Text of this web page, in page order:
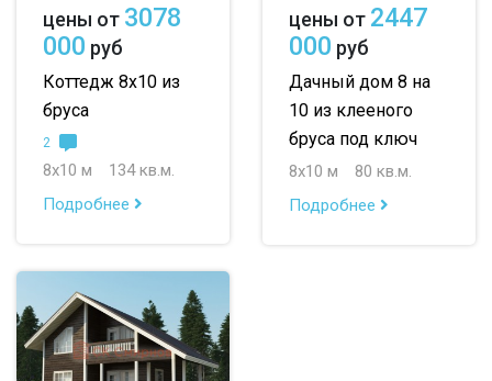
100х150
150х150
9х9 9х10
10х12 до 50 м
до 100 м
до 150 м
По опциям:
с балконом с верандой
цены от 3078
000 руб
Коттедж 8х10 из
бруса
2
8х10 м
134 кв.м.
Подробнее
цены от 2447
000 руб
Дачный дом 8 на
10 из клееного
бруса под ключ
8х10 м
80 кв.м.
Подробнее